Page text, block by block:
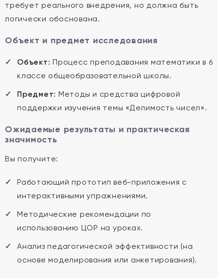
требует реального внедрения, но должна быть
логически обоснована.
Объект и предмет исследования
Объект: Процесс преподавания математики в 6
классе общеобразовательной школы.
Предмет: Методы и средства цифровой
поддержки изучения темы «Делимость чисел».
Ожидаемые результаты и практическая
значимость
Вы получите:
Работающий прототип веб-приложения с
интерактивными упражнениями.
Методические рекомендации по
использованию ЦОР на уроках.
Анализ педагогической эффективности (на
основе моделирования или анкетирования).